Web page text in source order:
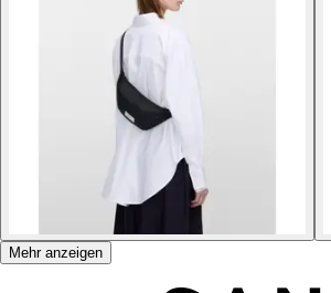
Mehr anzeigen